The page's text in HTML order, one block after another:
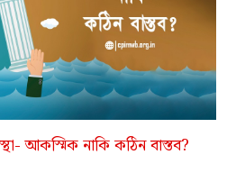
আকস্মিক নাকি কঠিন বাস্তব?